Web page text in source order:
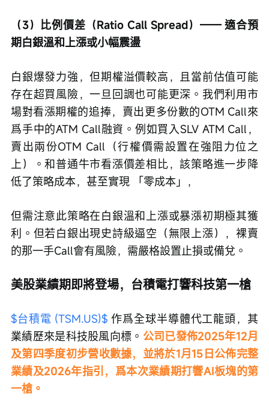
（3）比例價差（Ratio Call Spread）—— 適合預
期白銀溫和上漲或小幅震盪
白銀爆發力強，但期權溢價較高，且當前估值可能
存在超買風險，一旦回調也可能更深。我們利用市
場對看漲期權的追捧，賣出更多份數的OTM Call來
爲手中的ATM Call融資。例如買入SLV ATM Call，
賣出兩份OTM Call（行權價需設置在強阻力位之
上）。和普通牛市看漲價差相比，該策略進一步降
低了策略成本，甚至實現 「零成本」，
但需注意此策略在白銀溫和上漲或暴漲初期極其獲
利。但若白銀出現史詩級逼空（無限上漲），裸賣
的那一手Call會有風險，需嚴格設置止損或備兌。
美股業績期即將登場，台積電打響科技第一槍
$台積電 (TSM.US)$ 作爲全球半導體代工龍頭，其
業績歷來是科技股風向標。 公司已發佈2025年12月
及第四季度初步營收數據，並將於1月15日公佈完整
業績及2026年指引，爲本次業績期打響AI板塊的第
一槍。